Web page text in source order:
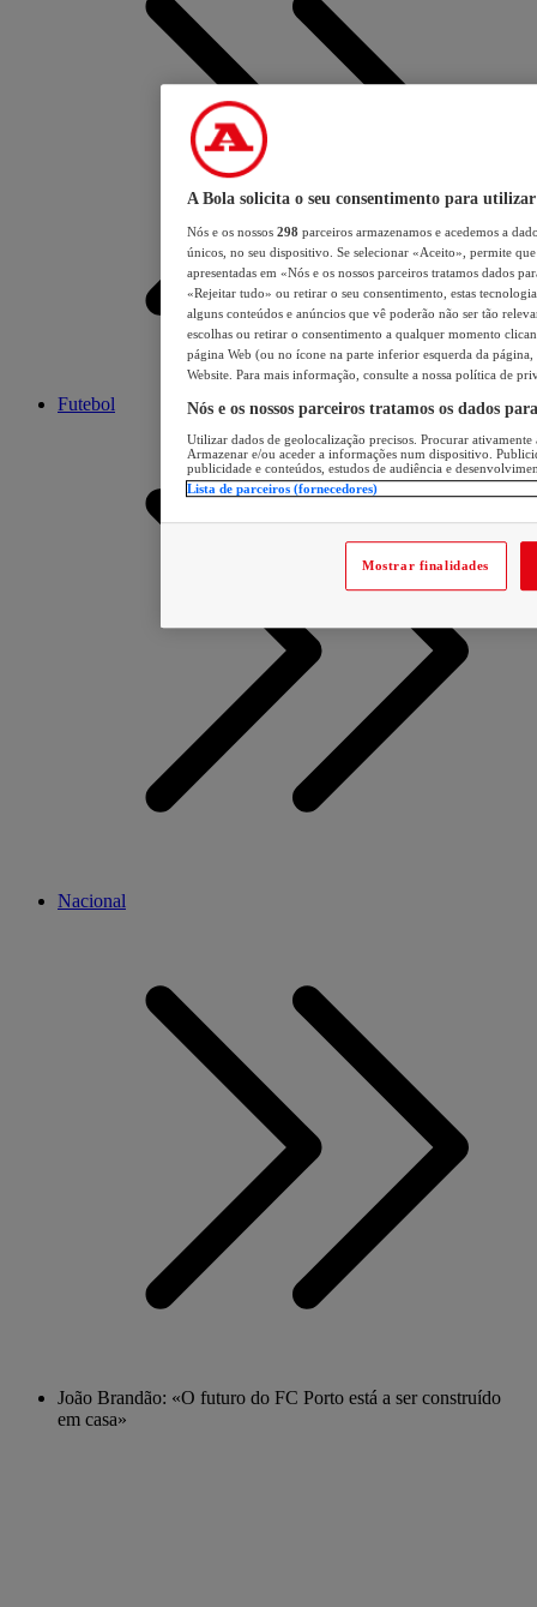
Futebol
Nacional
João Brandão: «O futuro do FC Porto está a ser construído
em casa»
A Bola solicita o seu consentimento para utilizar
Nós e os nossos 298 parceiros armazenamos e acedemos a
únicos, no seu dispositivo. Se selecionar «Aceito», permite
apresentadas em «Nós e os nossos parceiros tratamos dados
«Rejeitar tudo» ou retirar o seu consentimento, estas
alguns conteúdos e anúncios que vê poderão não ser tão
escolhas ou retirar o consentimento a qualquer momento
página Web (ou no ícone na parte inferior esquerda da página,
Website. Para mais informação, consulte a nossa política de
Nós e os nossos parceiros tratamos os dados
Utilizar dados de geolocalização precisos. Procurar
Armazenar e/ou aceder a informações num dispositivo.
publicidade e conteúdos, estudos de audiência e
Lista de parceiros (fornecedores)
Mostrar finalidades